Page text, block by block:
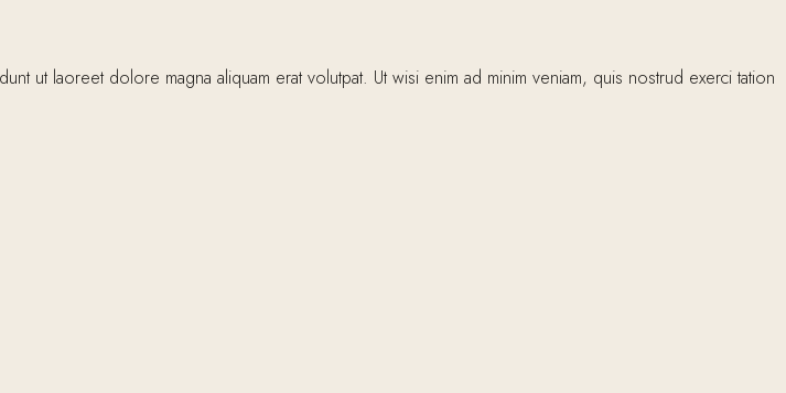
ut laoreet dolore magna aliquam erat volutpat. Ut wisi enim ad minim veniam, quis nostrud exerci tation